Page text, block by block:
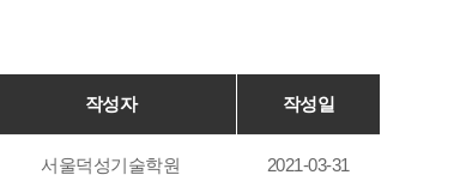
작성자 작성일
서울덕성기술학원 2021-03-31